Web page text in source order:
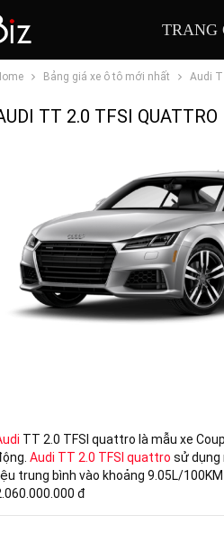
TRANG
Bảng giá xe ô tô mới nhất Audi
TT 2.0 TFSI QUATTRO
TT 2.0 TFSI quattro là mẫu xe
Audi TT 2.0 TFSI quattro sử dụng
trung bình vào khoảng 9.05L/
đ